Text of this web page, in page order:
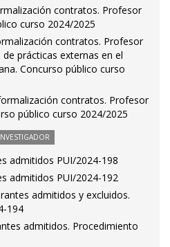
contratos. Profesor
curso 2024/2025
contratos. Profesor
prácticas externas en el
Concurso público curso
contratos. Profesor
público curso 2024/2025
admitidos PUI/2024-198
admitidos PUI/2024-192
admitidos y excluidos.
194
admitidos. Procedimiento